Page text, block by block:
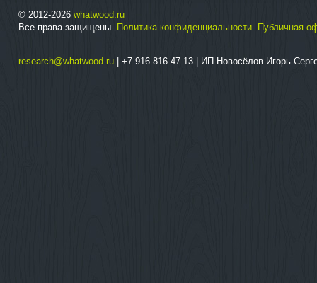
© 2012-2026 whatwood.ru
Все права защищены. Политика конфиденциальности. Публичная
research@whatwood.ru | +7 916 816 47 13 | ИП Новосёлов Игорь